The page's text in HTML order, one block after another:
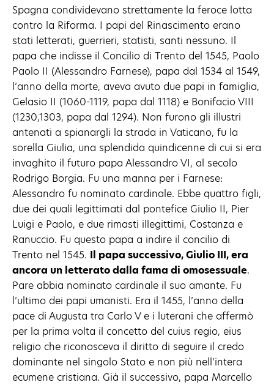
Spagna condividevano strettamente la feroce lotta
contro la Riforma. I papi del Rinascimento erano
stati letterati, guerrieri, statisti, santi nessuno. Il
papa che indisse il Concilio di Trento del 1545, Paolo
Paolo II (Alessandro Farnese), papa dal 1534 al 1549,
l’anno della morte, aveva avuto due papi in famiglia,
Gelasio II (1060-1119, papa dal 1118) e Bonifacio VIII
(1230,1303, papa dal 1294). Non furono gli illustri
antenati a spianargli la strada in Vaticano, fu la
sorella Giulia, una splendida quindicenne di cui si era
invaghito il futuro papa Alessandro VI, al secolo
Rodrigo Borgia. Fu una manna per i Farnese:
Alessandro fu nominato cardinale. Ebbe quattro figli,
due dei quali legittimati dal pontefice Giulio II, Pier
Luigi e Paolo, e due rimasti illegittimi, Costanza e
Ranuccio. Fu questo papa a indire il concilio di
Trento nel 1545. Il papa successivo, Giulio III, era
ancora un letterato dalla fama di omosessuale.
Pare abbia nominato cardinale il suo amante. Fu
l’ultimo dei papi umanisti. Era il 1455, l’anno della
pace di Augusta tra Carlo V e i luterani che affermò
per la prima volta il concetto del cuius regio, eius
religio che riconosceva il diritto di seguire il credo
dominante nel singolo Stato e non più nell’intera
ecumene cristiana. Già il successivo, papa Marcello